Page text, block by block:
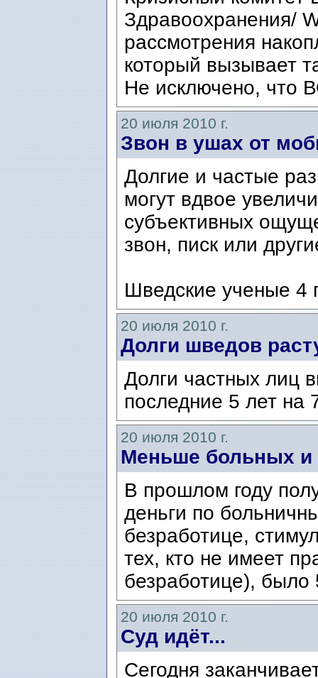
Здравоохранения/
рассмотрения
который вызывает
Не исключено, что
20 июля 2010 г.
Звон в ушах от
Долгие и частые
могут вдвое
субъективных
звон, писк или
Шведские ученые 4
20 июля 2010 г.
Долги шведов
Долги частных лиц
последние 5 лет на
20 июля 2010 г.
Меньше больных и
В прошлом году
деньги по
безработице,
тех, кто не имеет
безработице),
20 июля 2010 г.
Суд идёт...
Сегодня